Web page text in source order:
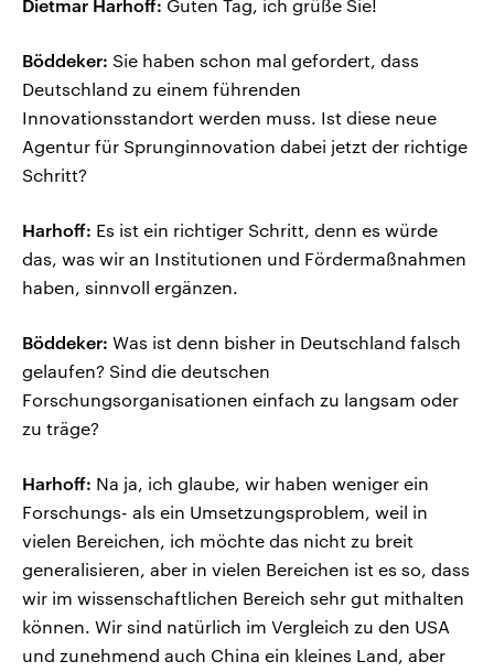
Dietmar Harhoff: Guten Tag, ich grüße Sie!
Böddeker: Sie haben schon mal gefordert, dass
Deutschland zu einem führenden
Innovationsstandort werden muss. Ist diese neue
Agentur für Sprunginnovation dabei jetzt der richtige
Schritt?
Harhoff: Es ist ein richtiger Schritt, denn es würde
das, was wir an Institutionen und Fördermaßnahmen
haben, sinnvoll ergänzen.
Böddeker: Was ist denn bisher in Deutschland falsch
gelaufen? Sind die deutschen
Forschungsorganisationen einfach zu langsam oder
zu träge?
Harhoff: Na ja, ich glaube, wir haben weniger ein
Forschungs- als ein Umsetzungsproblem, weil in
vielen Bereichen, ich möchte das nicht zu breit
generalisieren, aber in vielen Bereichen ist es so, dass
wir im wissenschaftlichen Bereich sehr gut mithalten
können. Wir sind natürlich im Vergleich zu den USA
und zunehmend auch China ein kleines Land, aber